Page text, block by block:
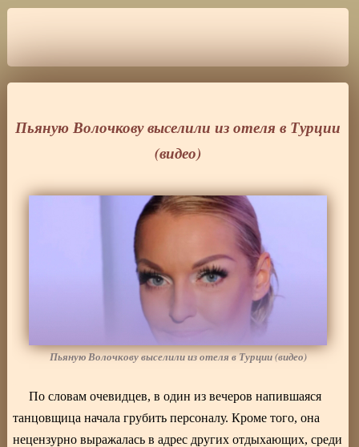
Пьяную Волочкову выселили из отеля в Турции
(видео)
Пьяную Волочкову выселили из отеля в Турции (видео)
По словам очевидцев, в один из вечеров напившаяся
танцовщица начала грубить персоналу. Кроме того, она
нецензурно выражалась в адрес других отдыхающих, среди